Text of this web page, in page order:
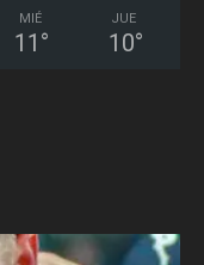
MIÉ
11 °
JUE
10°